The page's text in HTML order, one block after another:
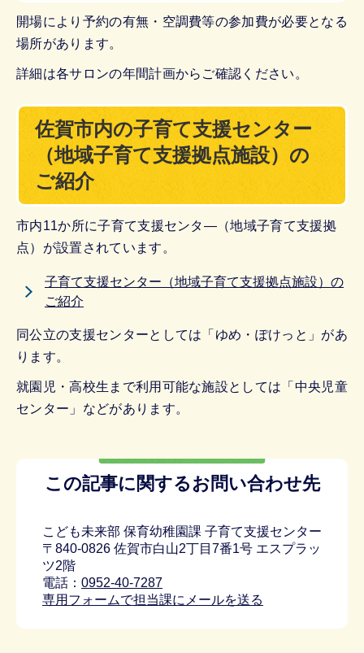
開場により予約の有無・空調費等の参加費が必要となる
場所があります。
詳細は各サロンの年間計画からご確認ください。
佐賀市内の子育て支援センター
（地域子育て支援拠点施設）の
ご紹介
市内11か所に子育て支援センタ―（地域子育て支援拠
点）が設置されています。
子育て支援センター（地域子育て支援拠点施設）の
ご紹介
同公立の支援センターとしては「ゆめ・ぽけっと」があ
ります。
就園児・高校生まで利用可能な施設としては「中央児童
センター」などがあります。
この記事に関するお問い合わせ先
こども未来部 保育幼稚園課 子育て支援センター
〒840-0826 佐賀市白山2丁目7番1号 エスプラッ
ツ2階
電話： 0952-40-7287
専用フォームで担当課にメールを送る